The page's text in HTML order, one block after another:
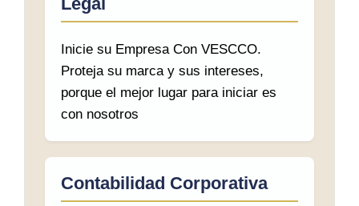
Inicie su Empresa Con VESCCO.
Proteja su marca y sus intereses,
porque el mejor lugar para iniciar es
con nosotros
Contabilidad Corporativa